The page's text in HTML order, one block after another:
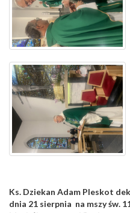
Ks. Dziekan Adam Pleskot
dnia 21 sierpnia na mszy św.